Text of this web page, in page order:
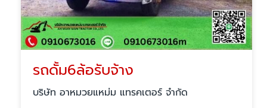
รถดั้ม6ล้อรับจ้าง
บริษัท อาหมวยแหม่ม แทรคเตอร์ จำกัด